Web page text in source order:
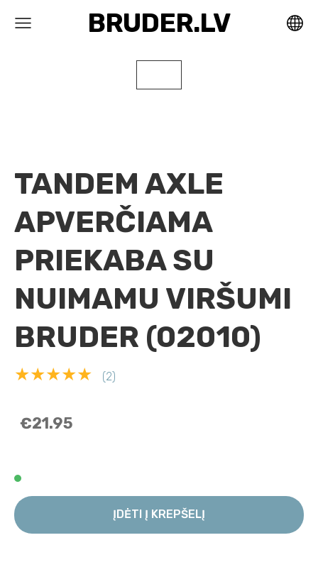
BRUDER.LV
TANDEM AXLE
APVERČIAMA
PRIEKABA SU
NUIMAMU VIRŠUMI
BRUDER (02010)
★★★★★ (2)
€21.95
ĮDĖTI Į KREPŠELĮ